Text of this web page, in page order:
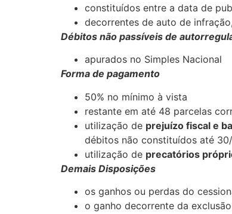
constituídos entre a data de
decorrentes de auto de
Débitos não passíveis de
apurados no Simples Nacional
Forma de pagamento
50% no mínimo à vista
restante em até 48 parcelas
utilização de prejuízo fiscal e
débitos não constituídos até
utilização de precatórios
Demais Disposições
os ganhos ou perdas do
o ganho decorrente da